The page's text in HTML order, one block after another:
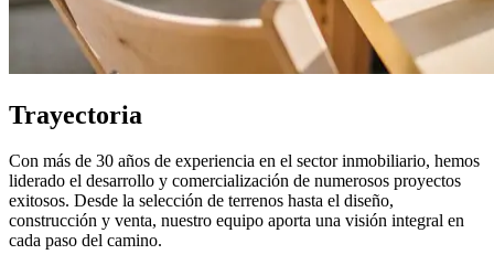
Trayectoria
Con más de 30 años de experiencia en el sector inmobiliario, hemos
liderado el desarrollo y comercialización de numerosos proyectos
exitosos. Desde la selección de terrenos hasta el diseño,
construcción y venta, nuestro equipo aporta una visión integral en
cada paso del camino.